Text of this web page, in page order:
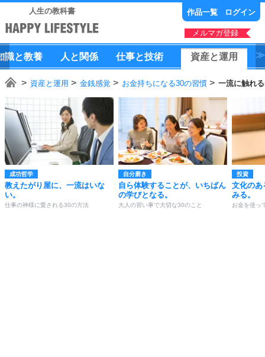
人生の教科書 作品一覧 ログイン
メルマガ登録
識と教養 人 と 関係 仕事と技術 資産と運用
資産と運用 金銭感覚 お金持ちになる30の習慣 一流に触れ
成功哲学
教えたがり屋に、一流はいな
い。
仕事の神様に愛される30の方法
自分磨き
自ら体験することが、いちばん
の学びとなる。
大人の習い事で大切な30のこと
投資
文化のあ
みる。
お金を使っ